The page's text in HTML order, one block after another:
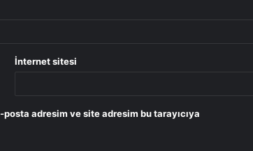
İnternet sitesi
adresim ve site adresim bu tarayıcıya